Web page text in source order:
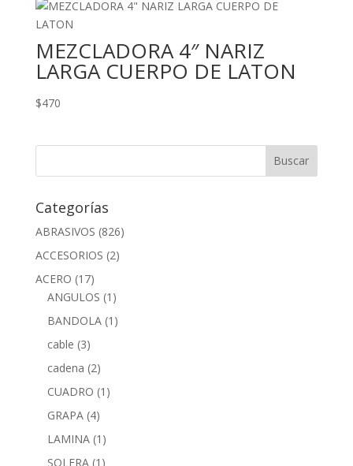
MEZCLADORA 4″ NARIZ
LARGA CUERPO DE LATON
$470
Categorías
ABRASIVOS (826)
ACCESORIOS (2)
ACERO (17)
ANGULOS (1)
BANDOLA (1)
cable (3)
cadena (2)
CUADRO (1)
GRAPA (4)
LAMINA (1)
SOLERA (1)